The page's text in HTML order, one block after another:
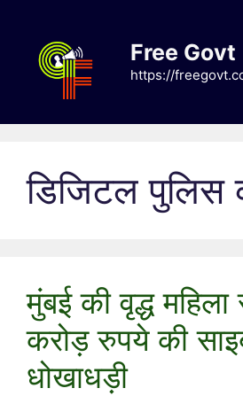
content
Free Govt
https://
डिजिटल पुलिस
मुंबई की वृद्ध
करोड़ रुपये की
धोखाधड़ी